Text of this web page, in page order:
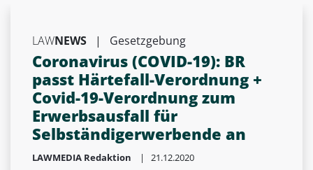
LAWNEWS | Gesetzgebung
Coronavirus (COVID-19): BR
passt Härtefall-Verordnung +
Covid-19-Verordnung zum
Erwerbsausfall für
Selbständigerwerbende an
LAWMEDIA Redaktion | 21.12.2020